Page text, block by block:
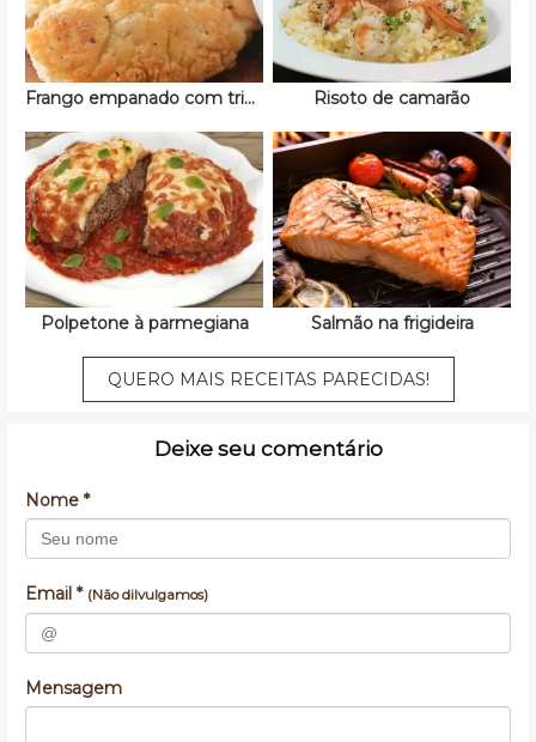
Frango empanado com trigo Risoto de camarão
Polpetone à parmegiana Salmão na frigideira
QUERO MAIS RECEITAS PARECIDAS!
Deixe seu comentário
Nome *
Email * (Não dilvulgamos)
Mensagem